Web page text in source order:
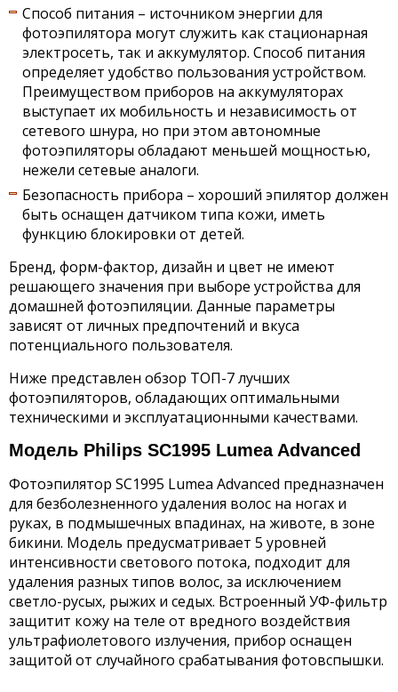
Способ питания – источником энергии для
фотоэпилятора могут служить как стационарная
электросеть, так и аккумулятор. Способ питания
определяет удобство пользования устройством.
Преимуществом приборов на аккумуляторах
выступает их мобильность и независимость от
сетевого шнура, но при этом автономные
фотоэпиляторы обладают меньшей мощностью,
нежели сетевые аналоги.
Безопасность прибора – хороший эпилятор должен
быть оснащен датчиком типа кожи, иметь
функцию блокировки от детей.
Бренд, форм-фактор, дизайн и цвет не имеют
решающего значения при выборе устройства для
домашней фотоэпиляции. Данные параметры
зависят от личных предпочтений и вкуса
потенциального пользователя.
Ниже представлен обзор ТОП-7 лучших
фотоэпиляторов, обладающих оптимальными
техническими и эксплуатационными качествами.
Модель Philips SC1995 Lumea Advanced
Фотоэпилятор SC1995 Lumea Advanced предназначен
для безболезненного удаления волос на ногах и
руках, в подмышечных впадинах, на животе, в зоне
бикини. Модель предусматривает 5 уровней
интенсивности светового потока, подходит для
удаления разных типов волос, за исключением
светло-русых, рыжих и седых. Встроенный УФ-фильтр
защитит кожу на теле от вредного воздействия
ультрафиолетового излучения, прибор оснащен
защитой от случайного срабатывания фотовспышки.